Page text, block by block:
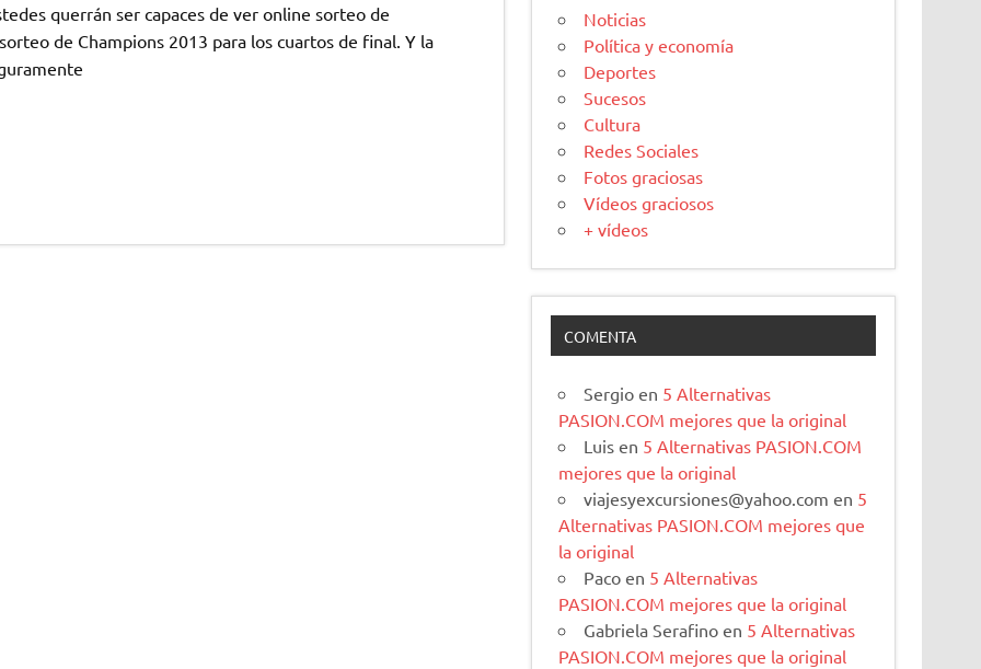
querrán ser capaces de ver online sorteo de
de Champions 2013 para los cuartos de final. Y la
Noticias
Política y economía
Deportes
Sucesos
Cultura
Redes Sociales
Fotos graciosas
Vídeos graciosos
+ vídeos
COMENTA
Sergio en 5 Alternativas
PASION.COM mejores que la original
Luis en 5 Alternativas PASION.COM
mejores que la original
viajesyexcursiones@yahoo.com en 5
Alternativas PASION.COM mejores que
la original
Paco en 5 Alternativas
PASION.COM mejores que la original
Gabriela Serafino en 5 Alternativas
PASION.COM mejores que la original